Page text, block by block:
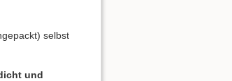
selbst
und